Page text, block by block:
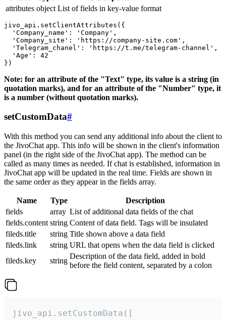
attributes object List of fields in key-value format
jivo_api.setClientAttributes({
  'Company_name': 'Company',
  'Company_site': 'https://company-site.com',
  'Telegram_chanel': 'https://t.me/telegram-channel',
  'Age': 42
Note: for an attribute of the "Text" type, its value is a string (in
quotation marks), and for an attribute of the "Number" type, it
is a number (without quotation marks).
setCustomData#
With this method you can send any additional info about the client to
the JivoChat app. This info will be shown in the client's information
panel (in the right side of the JivoChat app). The method can be
called as many times as needed. If chat is established, information in
JivoChat app will be updated in the real time. Fields are shown in
the same order as they appear in the fields array.
Name Type
Description
fields
array List of additional data fields of the chat
fields.content string Content of data field. Tags will be insulated
fileds.title
string Title shown above a data field
fileds.link
string URL that opens when the data field is clicked
fileds.key
string
Description of the data field, added in bold
before the field content, separated by a colon
jivo_api.setCustomData([